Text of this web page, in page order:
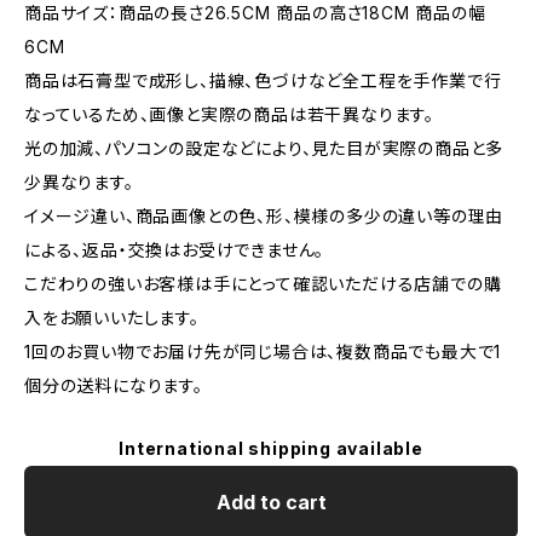
商品サイズ：商品の長さ26.5CM 商品の高さ18CM 商品の幅
6CM
商品は石膏型で成形し、描線、色づけなど全工程を手作業で行
なっているため、画像と実際の商品は若干異なります。
光の加減、パソコンの設定などにより、見た目が実際の商品と多
少異なります。
イメージ違い、商品画像との色、形、模様の多少の違い等の理由
による、返品・交換はお受けできません。
こだわりの強いお客様は手にとって確認いただける店舗での購
入をお願いいたします。
1回のお買い物でお届け先が同じ場合は、複数商品でも最大で1
個分の送料になります。
International shipping available
Add to cart